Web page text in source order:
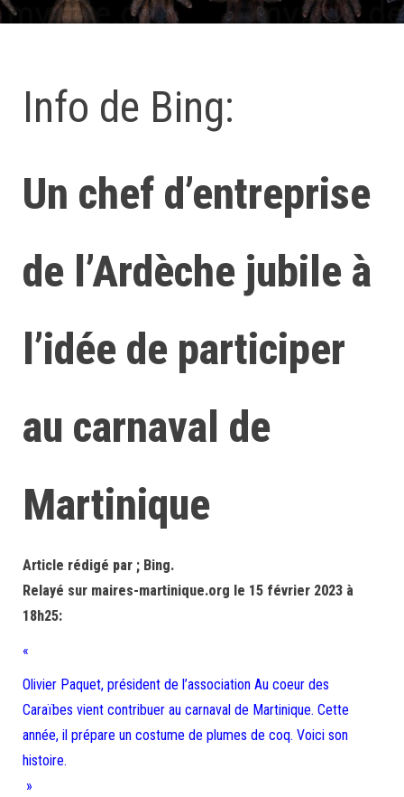
Info de Bing:
Un chef d’entreprise
de l’Ardèche jubile à
l’idée de participer
au carnaval de
Martinique
Article rédigé par ; Bing.
Relayé sur maires-martinique.org le 15 février 2023 à
18h25:
«
Olivier Paquet, président de l’association Au coeur des
Caraïbes vient contribuer au carnaval de Martinique. Cette
année, il prépare un costume de plumes de coq. Voici son
histoire.
»